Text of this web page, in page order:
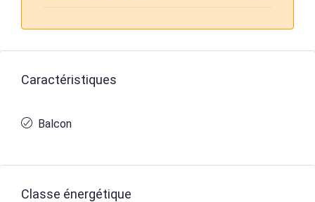
Caractéristiques
Balcon
Classe énergétique